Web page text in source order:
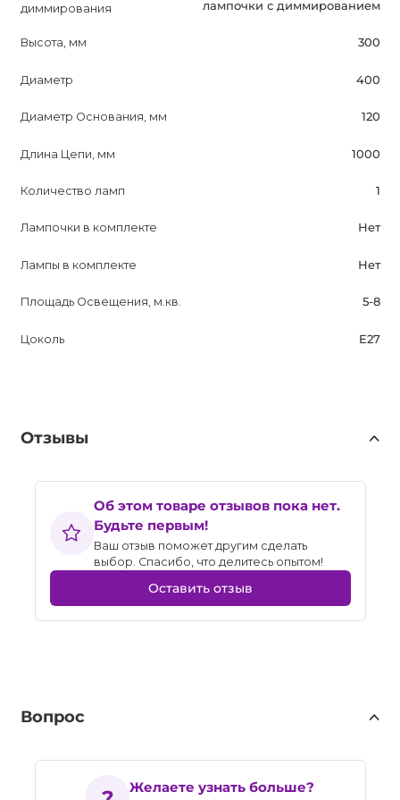
пространство. Вы заслуживаете только лучшее.
диммирования лампочки с диммированием
Высота, мм 300
Диаметр 400
Диаметр Основания, мм 120
Длина Цепи, мм 1000
Количество ламп 1
Лампочки в комплекте Нет
Лампы в комплекте Нет
Площадь Освещения, м.кв. 5-8
Цоколь E27
Отзывы
Об этом товаре отзывов пока нет.
Будьте первым!
Ваш отзыв поможет другим сделать
выбор. Спасибо, что делитесь опытом!
Оставить отзыв
Вопрос
Желаете узнать больше?